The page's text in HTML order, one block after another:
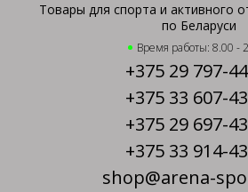
Товары для спорта и активного
по Беларуси
Время работы: 8.00 -
+375 29 797-
+375 33 607-
+375 29 697-
+375 33 914-
shop@arena-